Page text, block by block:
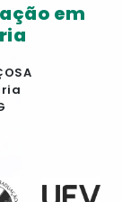
em